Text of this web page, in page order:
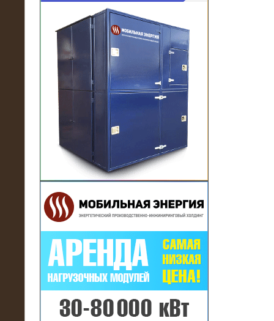
21.03.2017
Комплектная трансформаторная
подстанция 6 МВА (морское
исполнение, IP56)
16.01.2017
Аренда нагрузочного комплекса 22
МВт (10 кВ) на газовое
месторождение